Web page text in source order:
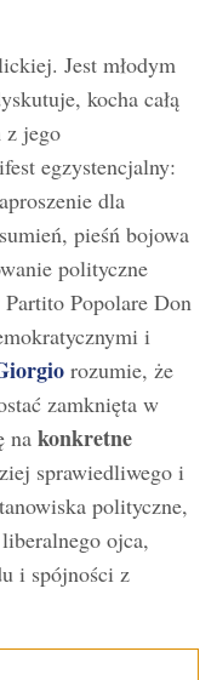
Jest młodym
kocha całą
z jego
egzystencjalny:
dla
pieśń bojowa
polityczne
Popolare Don
i
rozumie, że
zamknięta w
na konkretne
sprawiedliwego i
polityczne,
ojca,
i spójności z